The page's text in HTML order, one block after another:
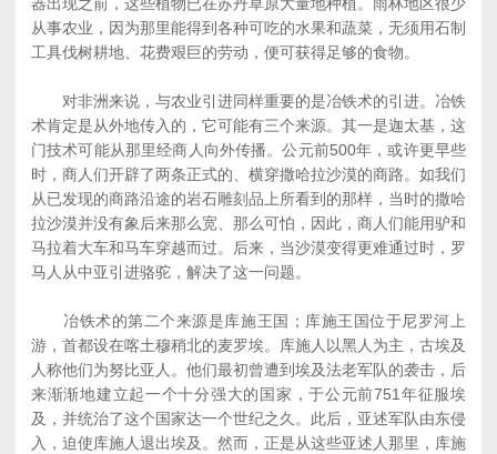
从事农业，因为那里能得到各种可吃的水果和蔬菜，无须用石制
工具伐树耕地、花费艰巨的劳动，便可获得足够的食物。
对非洲来说，与农业引进同样重要的是冶铁术的引进。冶铁
术肯定是从外地传入的，它可能有三个来源。其一是迦太基，这
门技术可能从那里经商人向外传播。公元前500年，或许更早些
时，商人们开辟了两条正式的、横穿撒哈拉沙漠的商路。如我们
从已发现的商路沿途的岩石雕刻品上所看到的那样，当时的撒哈
拉沙漠并没有象后来那么宽、那么可怕，因此，商人们能用驴和
马拉着大车和马车穿越而过。后来，当沙漠变得更难通过时，罗
马人从中亚引进骆驼，解决了这一问题。
冶铁术的第二个来源是库施王国；库施王国位于尼罗河上
游，首都设在喀土穆稍北的麦罗埃。库施人以黑人为主，古埃及
人称他们为努比亚人。他们最初曾遭到埃及法老军队的袭击，后
来渐渐地建立起一个十分强大的国家，于公元前751年征服埃
及，并统治了这个国家达一个世纪之久。此后，亚述军队由东侵
入，迫使库施人退出埃及。然而，正是从这些亚述人那里，库施